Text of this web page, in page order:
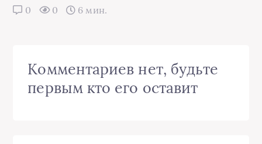
0 0 6 мин.
Комментариев нет, будьте
первым кто его оставит